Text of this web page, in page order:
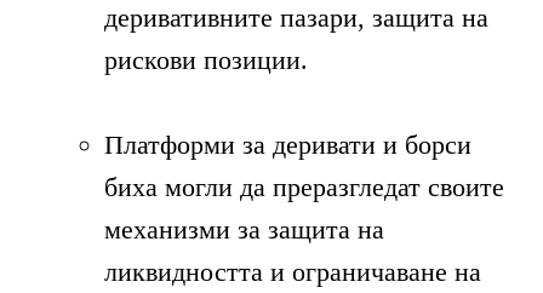
деривативните пазари, защита на
рискови позиции.
Платформи за деривати и борси
биха могли да преразгледат своите
механизми за защита на
ликвидността и ограничаване на